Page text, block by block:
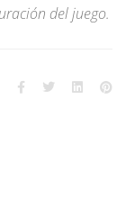
del juego.